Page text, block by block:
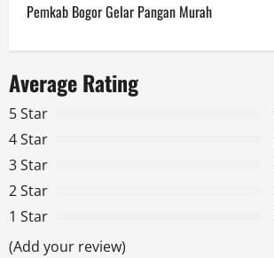
n
a
v
i
g
a
Pemkab Bogor Gelar Pangan Murah
Average Rating
5 Star
4 Star
3 Star
2 Star
1 Star
(Add your review)